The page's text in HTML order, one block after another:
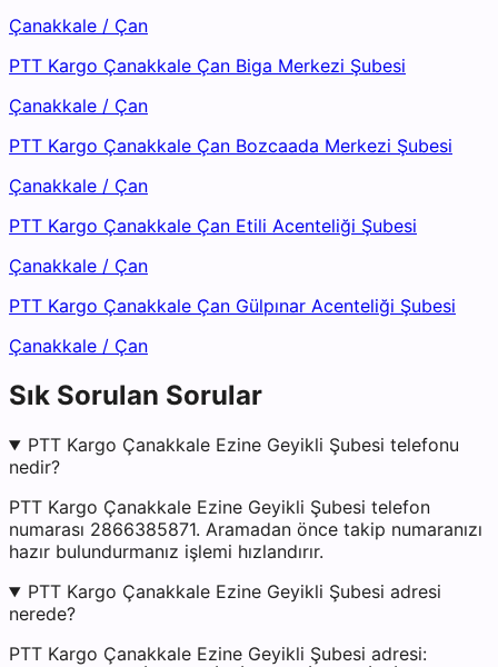
Çanakkale / Çan
PTT Kargo Çanakkale Çan Biga Merkezi Şubesi
Çanakkale / Çan
PTT Kargo Çanakkale Çan Bozcaada Merkezi Şubesi
Çanakkale / Çan
PTT Kargo Çanakkale Çan Etili Acenteliği Şubesi
Çanakkale / Çan
PTT Kargo Çanakkale Çan Gülpınar Acenteliği Şubesi
Çanakkale / Çan
Sık Sorulan Sorular
PTT Kargo Çanakkale Ezine Geyikli Şubesi telefonu
nedir?
PTT Kargo Çanakkale Ezine Geyikli Şubesi telefon
numarası 2866385871. Aramadan önce takip numaranızı
hazır bulundurmanız işlemi hızlandırır.
PTT Kargo Çanakkale Ezine Geyikli Şubesi adresi
nerede?
PTT Kargo Çanakkale Ezine Geyikli Şubesi adresi: